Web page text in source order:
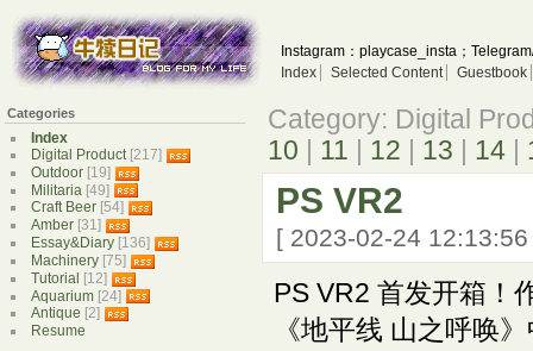
Instagram：playcase_insta；
Index
Selected Content Guestbook
Category: Digital
10
11 12 13 14
PS VR2
[ 2023-02-24
PS VR2 首发开箱！
《地平线 山之呼唤
Categories
Index
Digital Product[217]
Outdoor [19]
Militaria [49]
Craft Beer [54]
Amber [31]
Essay&Diary [136]
Machinery [75]
Tutorial [12]
Aquarium [24]
Antique [2]
Resume